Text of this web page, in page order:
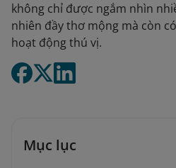
không chỉ được ngắm nhìn
nhiên đầy thơ mộng mà còn
hoạt động thú vị.
Mục lục